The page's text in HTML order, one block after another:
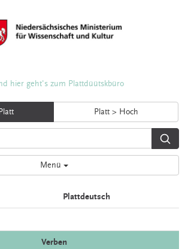
hier geht's zum Plattdüütskbüro
Platt > Hoch
Menü
Plattdeutsch
Verben